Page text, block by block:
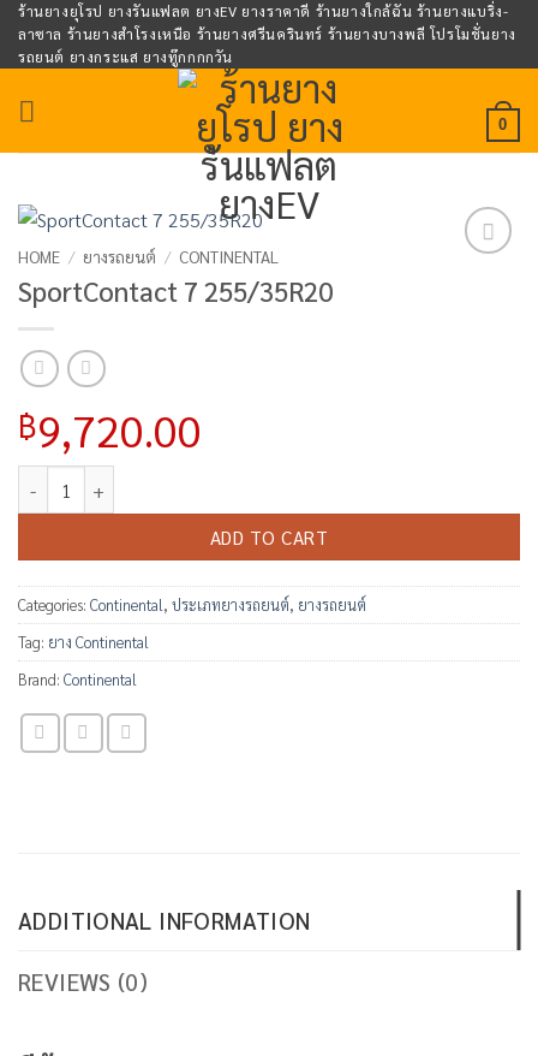
Skip
content
ร้านยางยุโรป ยางรันแฟลต ยางEV ยางราคาดี ร้านยางใกล้ฉัน ร้านยางแบริ่ง-
ลาซาล ร้านยางสำโรงเหนือ ร้านยางศรีนครินทร์ ร้านยางบางพลี โปรโมชั่นยาง
รถยนต์ ยางกระแส ยางทู๊กกกกวัน
0
HOME / ยางรถยนต์ / CONTINENTAL
SportContact 7 255/35R20
฿9,720.00
ADD TO CART
Categories: Continental, ประเภทยางรถยนต์, ยางรถยนต์
Tag: ยาง Continental
Brand: Continental
ADDITIONAL INFORMATION
REVIEWS (0)